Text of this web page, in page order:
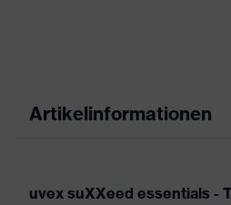
Artikelinformationen
uvex suXXeed essentials -